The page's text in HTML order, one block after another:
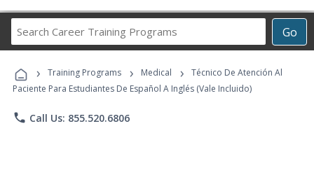
Go
Career
Programs
› Training Programs › Medical ›
Técnico De Atención Al
Paciente Para Estudiantes De Español A Inglés (Vale Incluido)
phone Call Us: 855.520.6806